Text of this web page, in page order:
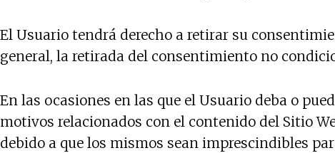
El Usuario tendrá derecho a retirar su
general, la retirada del consentimiento no
En las ocasiones en las que el Usuario deba o
motivos relacionados con el contenido del Sitio
debido a que los mismos sean imprescindibles